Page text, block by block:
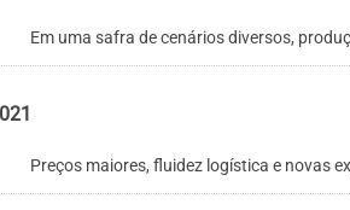
Em uma safra de cenários diversos,
Preços maiores, fluidez logística e novas